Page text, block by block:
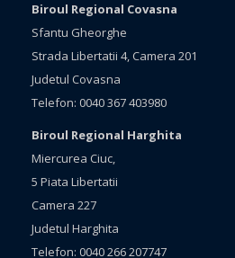
Biroul Regional Covasna
Sfantu Gheorghe
Strada Libertatii 4, Camera 201
Judetul Covasna
Telefon: 0040 367 403980
Biroul Regional Harghita
Miercurea Ciuc,
5 Piata Libertatii
Camera 227
Judetul Harghita
Telefon: 0040 266 207747